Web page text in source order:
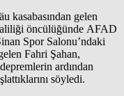
kasabasından gelen
öncülüğünde AFAD
Spor Salonu’ndaki
Fahri Şahan,
ardından
söyledi.